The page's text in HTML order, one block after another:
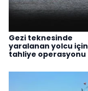
Gezi teknesinde
yaralanan yolcu için
tahliye operasyonu